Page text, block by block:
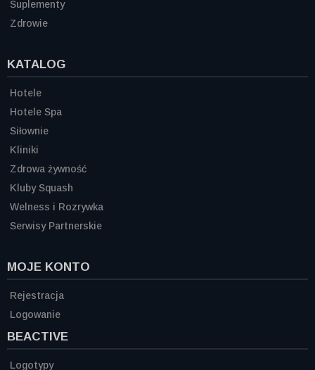
Suplementy
Zdrowie
KATALOG
Hotele
Hotele Spa
Siłownie
Kliniki
Zdrowa żywność
Kluby Squash
Welness i Rozrywka
Serwisy Partnerskie
MOJE KONTO
Rejestracja
Logowanie
BEACTIVE
Logotypy